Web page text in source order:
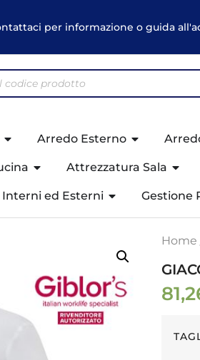
per informazione o guida
Arredo Esterno
Attrezzatura Sala
Interni ed Esterni Gestione
Home